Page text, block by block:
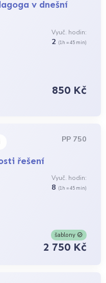
v dnešní
Vyuč. hodin:
2 (1h = 45 min)
850 Kč
PP 750
řešení
Vyuč. hodin:
8 (1h = 45 min)
šablony
2 750 Kč